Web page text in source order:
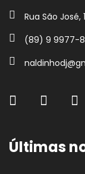
Rua São José,
(89) 9 9977-
Últimas